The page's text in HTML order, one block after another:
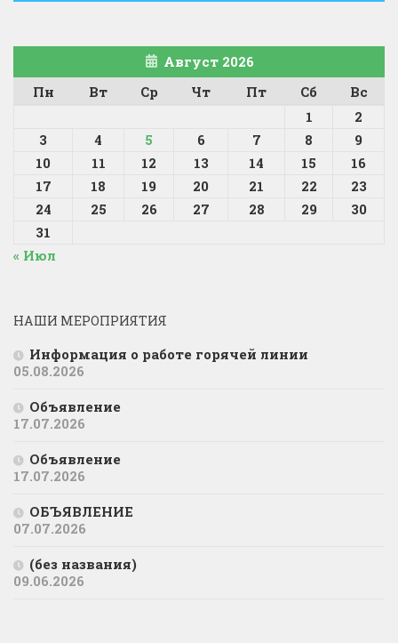
Август 2026
Пн
Вт Ср Чт Пт Сб
Вс
1
2
3
4 5 6 7 8
9
10
11 12 13 14 15
16
17
18 19 20 21 22
23
24
25 26 27 28 29
30
31
« Июл
НАШИ МЕРОПРИЯТИЯ
Информация о работе горячей линии
05.08.2026
Объявление
17.07.2026
Объявление
17.07.2026
ОБЪЯВЛЕНИЕ
07.07.2026
(без названия)
09.06.2026